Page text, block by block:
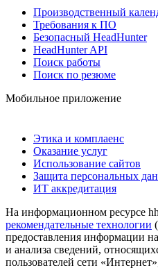
Производственный
Требования к ПО
Безопасный HeadHunter
HeadHunter API
Поиск работы
Поиск по резюме
Мобильное приложение
Этика и комплаенс
Оказание услуг
Использование сайтов
Защита персональных
ИТ аккредитация
На информационном ресурсе
рекомендательные технологии
предоставления информации
и анализа сведений,
пользователей сети